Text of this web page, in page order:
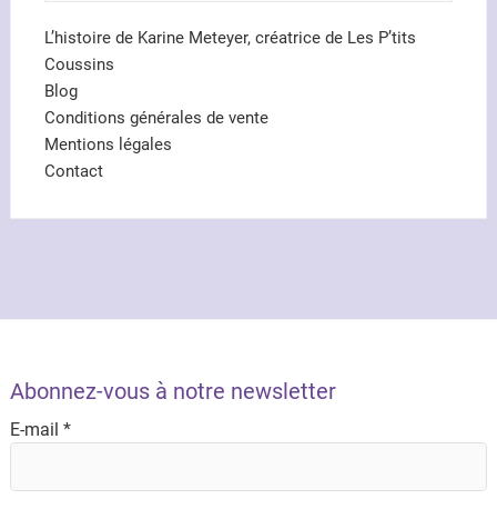
L’histoire de Karine Meteyer, créatrice de Les P’tits
Coussins
Blog
Conditions générales de vente
Mentions légales
Contact
Abonnez-vous à notre newsletter
E-mail *